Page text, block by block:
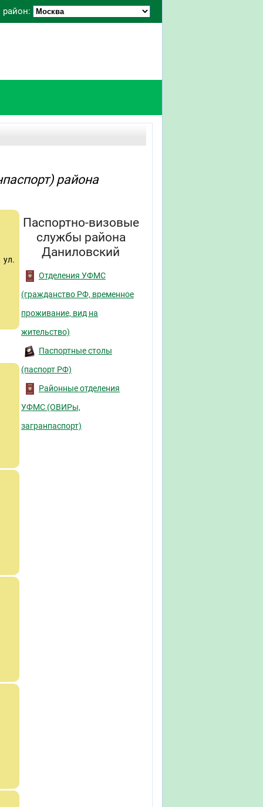
района
ул.
Паспортно-визовые
службы района
Даниловский
Отделения УФМС
(гражданство РФ, временное
проживание, вид на
жительство)
Паспортные столы
(паспорт РФ)
Районные отделения
УФМС (ОВИРы,
загранпаспорт)